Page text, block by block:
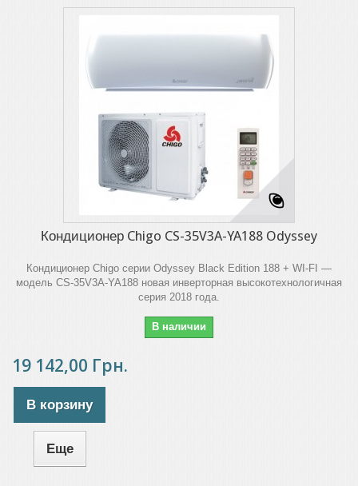
Кондиционер Chigo CS-35V3A-YA188 Odyssey
Кондиционер Chigo серии Odyssey Black Edition 188 + WI-FI —
модель CS-35V3A-YA188 новая инверторная высокотехнологичная
серия 2018 года.
В наличии
19 142,00 Грн.
В корзину
Еще